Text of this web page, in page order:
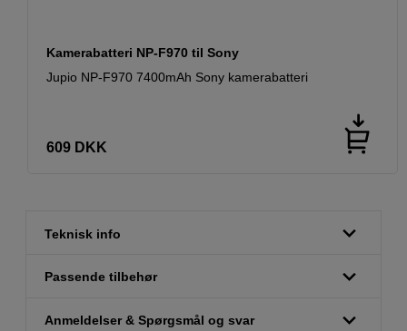
Kamerabatteri NP-F970 til Sony
Jupio NP-F970 7400mAh Sony kamerabatteri
609 DKK
Teknisk info
Passende tilbehør
Anmeldelser & Spørgsmål og svar